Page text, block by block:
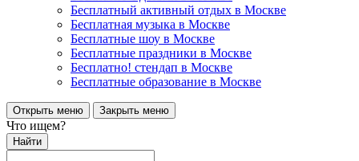
Бесплатный активный отдых в Москве
Бесплатная музыка в Москве
Бесплатные шоу в Москве
Бесплатные праздники в Москве
Бесплатно! стендап в Москве
Бесплатные образование в Москве
Открыть меню Закрыть меню
Что ищем?
Найти